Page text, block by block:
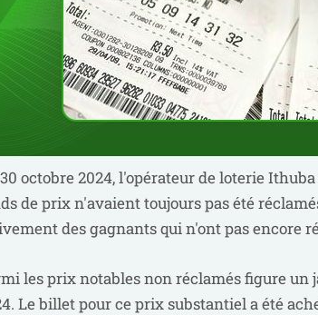
octobre 2024, l'opérateur de loterie
de prix n'avaient toujours pas été
des gagnants qui n'ont pas encore
les prix notables non réclamés figure un
Le billet pour ce prix substantiel a été